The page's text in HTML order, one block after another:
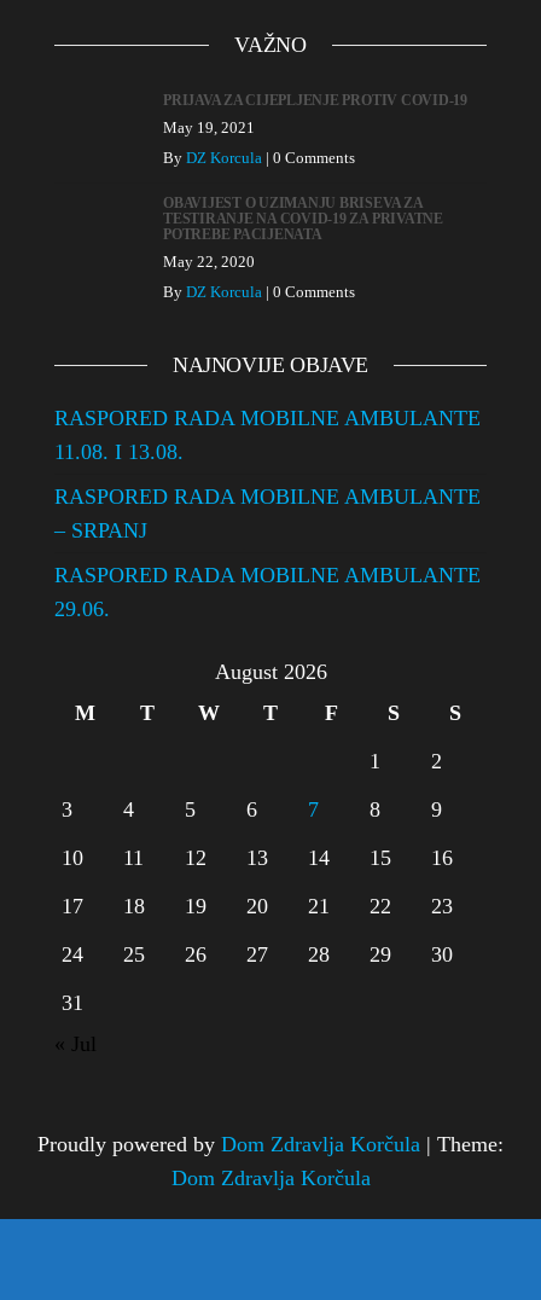
VAŽNO
PRIJAVA ZA CIJEPLJENJE PROTIV COVID-19
May 19, 2021
By DZ Korcula | 0 Comments
OBAVIJEST O UZIMANJU BRISEVA ZA
TESTIRANJE NA COVID-19 ZA PRIVATNE
POTREBE PACIJENATA
May 22, 2020
By DZ Korcula | 0 Comments
NAJNOVIJE OBJAVE
RASPORED RADA MOBILNE AMBULANTE
11.08. I 13.08.
RASPORED RADA MOBILNE AMBULANTE
– SRPANJ
RASPORED RADA MOBILNE AMBULANTE
29.06.
August 2026
M
T W T F S
S
1
2
3
4 5 6 7 8
9
10
11 12 13 14 15
16
17
18 19 20 21 22
23
24
25 26 27 28 29
30
31
« Jul
Proudly powered by Dom Zdravlja Korčula | Theme:
Dom Zdravlja Korčula